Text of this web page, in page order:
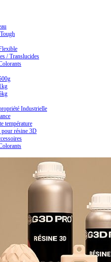
/ Translucides
Industrielle
température
pour résine 3D